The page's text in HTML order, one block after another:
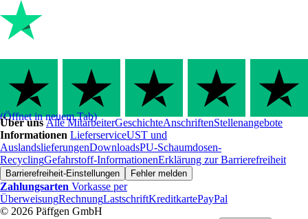
(Öffnet in neuem Tab)
Über unsAlle MitarbeiterGeschichteAnschriftenStellenangebote
Informationen LieferserviceUST und
AuslandslieferungenDownloadsPU-Schaumdosen-
RecyclingGefahrstoff-InformationenErklärung zur Barrierefreiheit
Barrierefreiheit-Einstellungen Fehler melden
Zahlungsarten Vorkasse per
ÜberweisungRechnungLastschriftKreditkartePayPal
© 2026 Päffgen GmbH